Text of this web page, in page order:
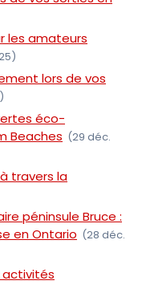
les amateurs
lors de vos
éco-
Beaches (29 déc.
travers la
péninsule Bruce :
en Ontario (28 déc.
activités